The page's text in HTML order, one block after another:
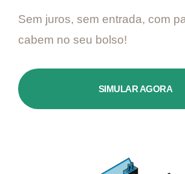
Sem juros, sem entrada, com
cabem no seu bolso!
SIMULAR AGORA